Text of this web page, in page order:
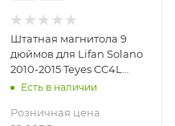
Штатная магнитола 9
дюймов для Lifan Solano
2010-2015 Teyes CC4L
3311-6877 Android 13 4+64
Есть в наличии
Розничная цена